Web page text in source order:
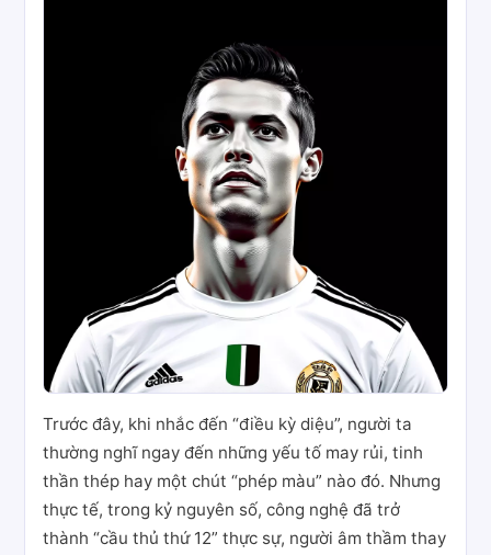
Trước đây, khi nhắc đến “điều kỳ diệu”, người ta
thường nghĩ ngay đến những yếu tố may rủi, tinh
thần thép hay một chút “phép màu” nào đó. Nhưng
thực tế, trong kỷ nguyên số, công nghệ đã trở
thành “cầu thủ thứ 12” thực sự, người âm thầm thay